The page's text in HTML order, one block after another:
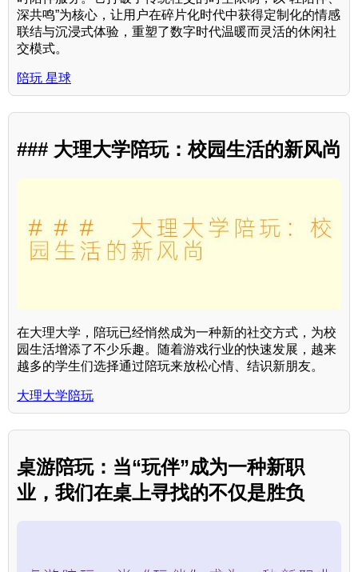
深共鸣”为核心，让用户在碎片化时代中获得定制化的情感
联结与沉浸式体验，重塑了数字时代温暖而灵活的休闲社
交模式。
陪玩 星球
### 大理大学陪玩：校园生活的新风尚
在大理大学，陪玩已经悄然成为一种新的社交方式，为校
园生活增添了不少乐趣。随着游戏行业的快速发展，越来
越多的学生们选择通过陪玩来放松心情、结识新朋友。
大理大学陪玩
桌游陪玩：当“玩伴”成为一种新职
业，我们在桌上寻找的不仅是胜负